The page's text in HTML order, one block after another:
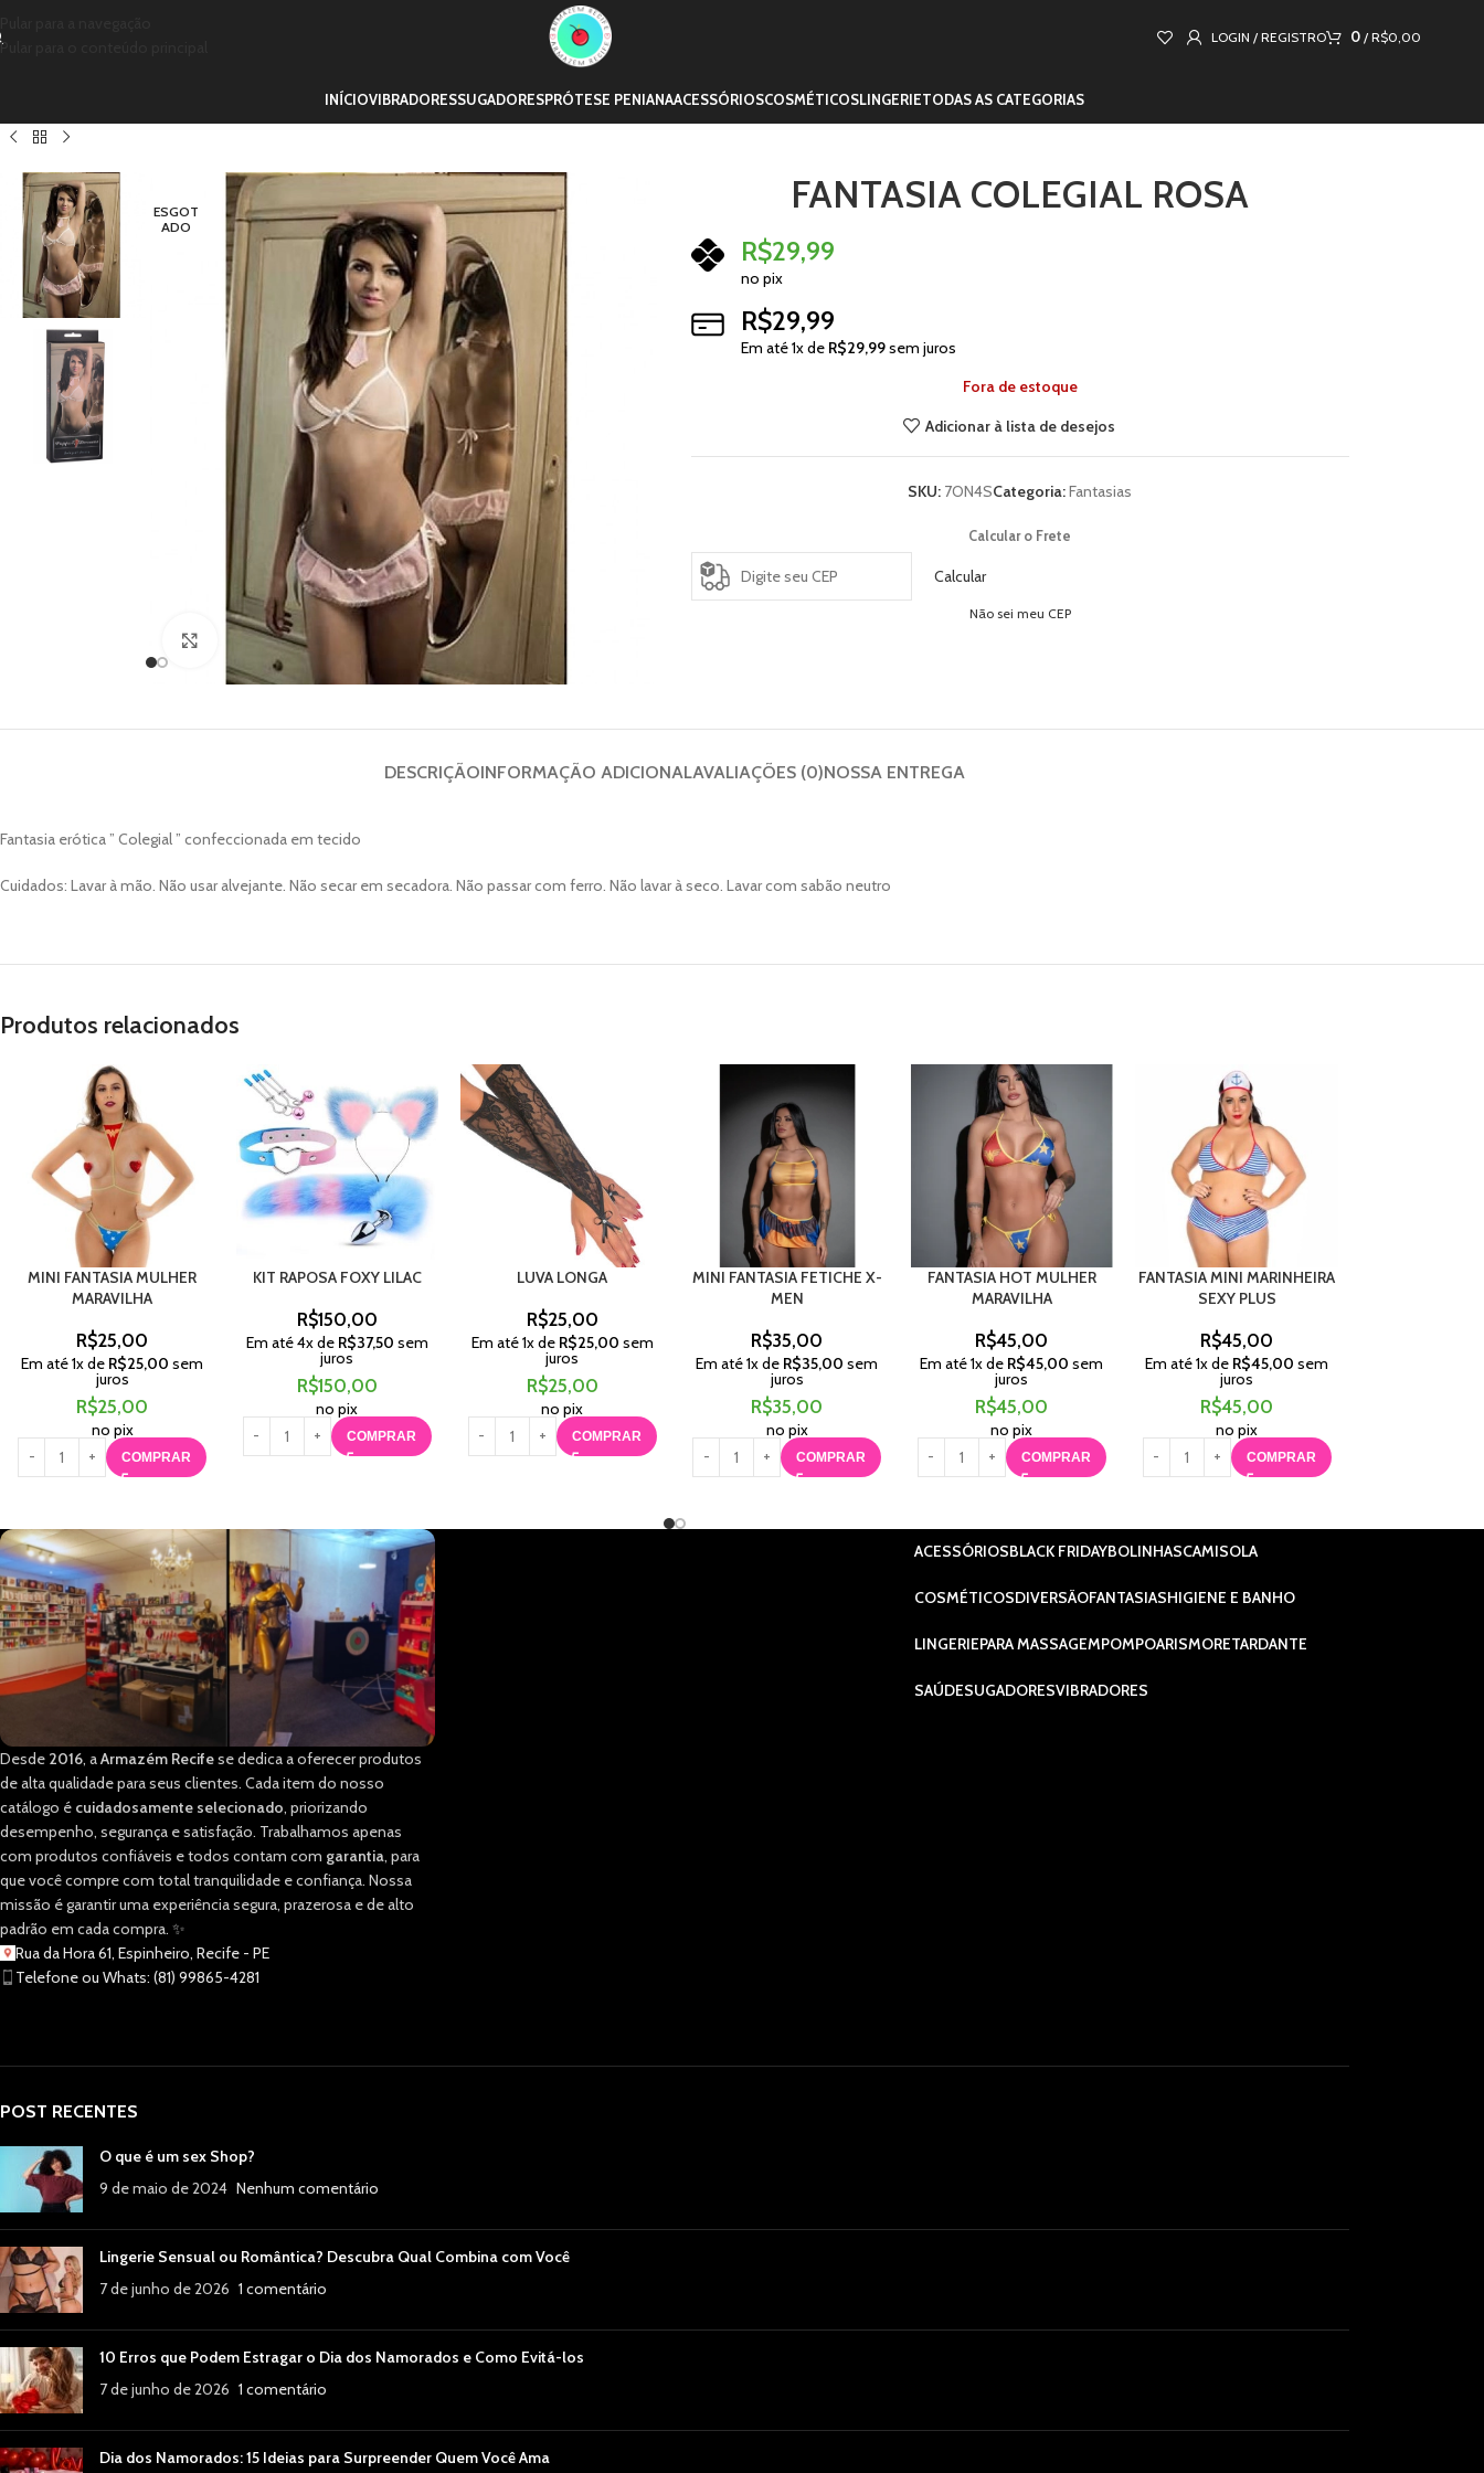
Pular para o conteúdo principal
LOGIN / REGISTRO 0 / R$0,00
INÍCIOVIBRADORESSUGADORESPRÓTESE PENIANAACESSÓRIOSCOSMÉTICOSLINGERIETODAS AS CATEGORIAS
ESGOT
ADO
Clique para ampliar
FANTASIA COLEGIAL ROSA
R$29,99
no pix
R$29,99
Em até1x de R$29,99sem juros
Fora de estoque
Adicionar à lista de desejos
SKU: 7ON4SCategoria:Fantasias
Calcular o Frete
Calcular
Não sei meu CEP
DESCRIÇÃOINFORMAÇÃO ADICIONALAVALIAÇÕES (0)NOSSA ENTREGA
Fantasia erótica ” Colegial ” confeccionada em tecido
Cuidados: Lavar à mão. Não usar alvejante. Não secar em secadora. Não passar com ferro. Não lavar à seco. Lavar com sabão neutro
Produtos relacionados
MINI FANTASIA MULHER
MARAVILHA
R$25,00
Em até1x de R$25,00 sem
juros
R$25,00
no pix
COMPRAR
KIT RAPOSA FOXY LILAC
R$150,00
Em até4x de R$37,50 sem
juros
R$150,00
no pix
COMPRAR
LUVA LONGA
R$25,00
Em até1x de R$25,00 sem
juros
R$25,00
no pix
COMPRAR
MINI FANTASIA FETICHE X-
MEN
R$35,00
Em até1x de R$35,00 sem
juros
R$35,00
no pix
COMPRAR
FANTASIA HOT MULHER
MARAVILHA
R$45,00
Em até1x de R$45,00 sem
juros
R$45,00
no pix
COMPRAR
FANTASIA MINI MARINHEIRA
SEXY PLUS
R$45,00
Em até1x de R$45,00 sem
juros
R$45,00
no pix
COMPRAR
Desde 2016, aArmazém Recifese dedica a oferecer produtos
de alta qualidade para seus clientes. Cada item do nosso
catálogo é cuidadosamente selecionado, priorizando
desempenho, segurança e satisfação. Trabalhamos apenas
com produtos confiáveis e todos contam com garantia, para
que você compre com total tranquilidade e confiança. Nossa
missão é garantir uma experiência segura, prazerosa e de alto
padrão em cada compra. ✨
Rua da Hora 61, Espinheiro, Recife - PE
Telefone ou Whats: (81) 99865-4281
ACESSÓRIOSBLACK FRIDAYBOLINHASCAMISOLA
COSMÉTICOSDIVERSÃOFANTASIASHIGIENE E BANHO
LINGERIEPARA MASSAGEMPOMPOARISMORETARDANTE
SAÚDESUGADORESVIBRADORES
POST RECENTES
O que é um sex Shop?
9 de maio de 2024 Nenhum comentário
Lingerie Sensual ou Romântica? Descubra Qual Combina com Você
7 de junho de 2026 1 comentário
10 Erros que Podem Estragar o Dia dos Namorados e Como Evitá-los
7 de junho de 2026 1 comentário
Dia dos Namorados: 15 Ideias para Surpreender Quem Você Ama